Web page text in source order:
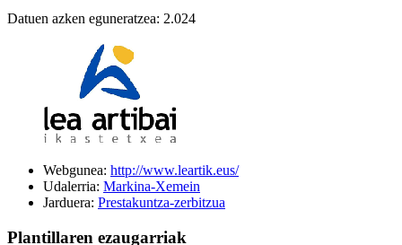
Datuen azken eguneratzea: 2.024
Webgunea: http://www.leartik.eus/
Udalerria: Markina-Xemein
Jarduera: Prestakuntza-zerbitzua
Plantillaren ezaugarriak